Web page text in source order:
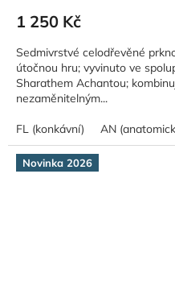
1 250 Kč
Sedmivrstvé celodřevěné
útočnou hru; vyvinuto ve
Sharathem Achantou;
nezaměnitelným...
FL (konkávní) AN
Novinka 2026